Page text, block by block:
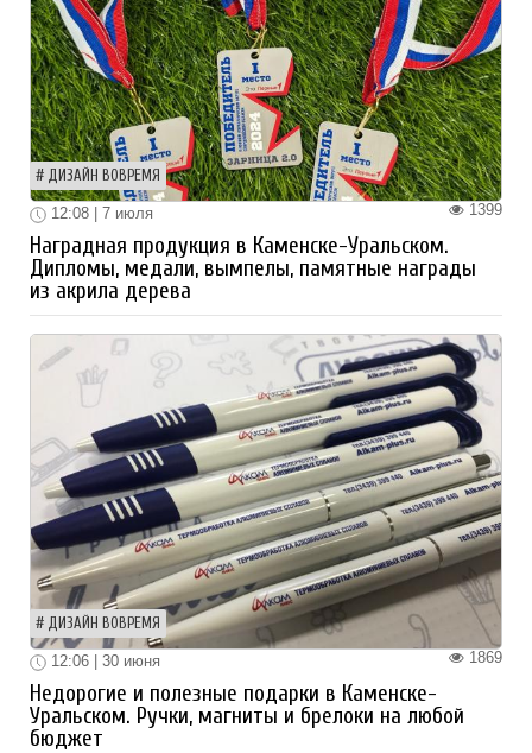
ДИЗАЙН ВОВРЕМЯ
1399
12:08 | 7 июля
Наградная продукция в Каменске-Уральском.
Дипломы, медали, вымпелы, памятные награды
из акрила дерева
ДИЗАЙН ВОВРЕМЯ
1869
12:06 | 30 июня
Недорогие и полезные подарки в Каменске-
Уральском. Ручки, магниты и брелоки на любой
бюджет